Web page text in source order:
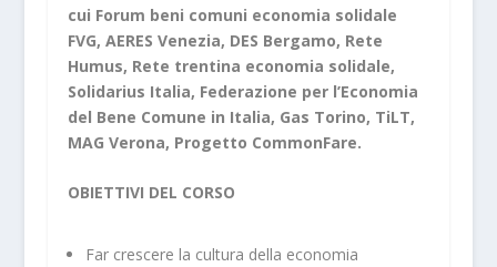
cui Forum beni comuni economia solidale
FVG, AERES Venezia, DES Bergamo, Rete
Humus, Rete trentina economia solidale,
Solidarius Italia, Federazione per l’Economia
del Bene Comune in Italia, Gas Torino, TiLT,
MAG Verona, Progetto CommonFare.
OBIETTIVI DEL CORSO
Far crescere la cultura della economia